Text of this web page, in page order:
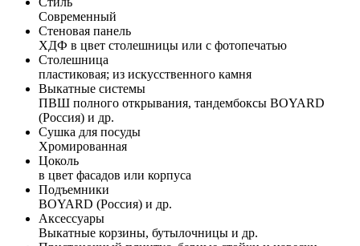
Современный
Стеновая панель
ХДФ в цвет столешницы или с фотопечатью
Столешница
пластиковая; из искусственного камня
Выкатные системы
ПВШ полного открывания, тандембоксы BOYARD
(Россия) и др.
Сушка для посуды
Хромированная
Цоколь
в цвет фасадов или корпуса
Подъемники
BOYARD (Россия) и др.
Аксессуары
Выкатные корзины, бутылочницы и др.